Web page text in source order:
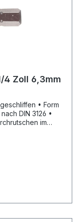
4 Zoll 6,3mm
DIN 3126 •
im